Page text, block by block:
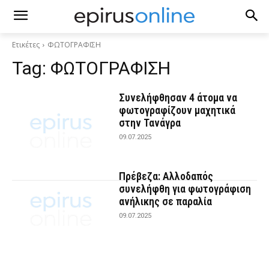
Ετικέτες ΦΩΤΟΓΡΑΦΙΣΗ
Tag: ΦΩΤΟΓΡΑΦΙΣΗ
Συνελήφθησαν 4 άτομα να
φωτογραφίζουν μαχητικά
στην Τανάγρα
09.07.2025
Πρέβεζα: Αλλοδαπός
συνελήφθη για φωτογράφιση
ανήλικης σε παραλία
09.07.2025